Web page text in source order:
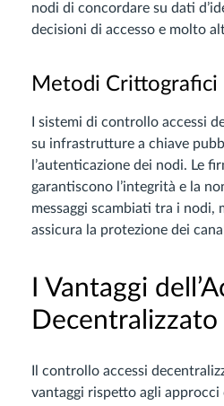
nodi di concordare su dati
decisioni di accesso e molto
Metodi Crittografici
I sistemi di controllo accessi
su infrastrutture a chiave
l’autenticazione dei nodi. Le
garantiscono l’integrità e la
messaggi scambiati tra i nodi,
assicura la protezione dei
I Vantaggi
Il controllo accessi
vantaggi rispetto agli approcci